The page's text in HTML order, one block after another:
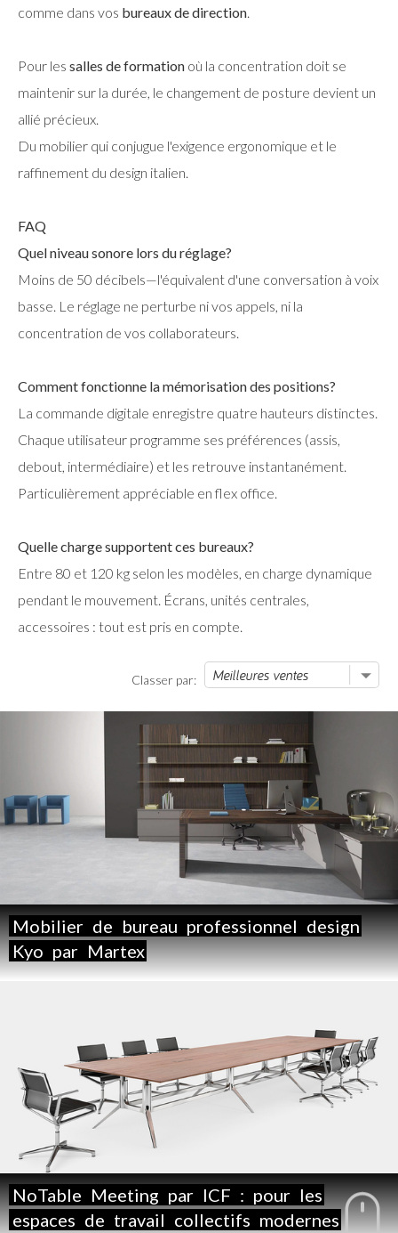
comme dans vos bureaux de direction.
Pour les salles de formation où la concentration doit se
maintenir sur la durée, le changement de posture devient un
allié précieux.
Du mobilier qui conjugue l'exigence ergonomique et le
raffinement du design italien.
FAQ
Quel niveau sonore lors du réglage?
Moins de 50 décibels—l'équivalent d'une conversation à voix
basse. Le réglage ne perturbe ni vos appels, ni la
concentration de vos collaborateurs.
Comment fonctionne la mémorisation des positions?
La commande digitale enregistre quatre hauteurs distinctes.
Chaque utilisateur programme ses préférences (assis,
debout, intermédiaire) et les retrouve instantanément.
Particulièrement appréciable en flex office.
Quelle charge supportent ces bureaux?
Entre 80 et 120 kg selon les modèles, en charge dynamique
pendant le mouvement. Écrans, unités centrales,
accessoires : tout est pris en compte.
Classer par:
Mobilier de bureau professionnel design
Kyo par Martex
NoTable Meeting par ICF : pour les
espaces de travail collectifs modernes